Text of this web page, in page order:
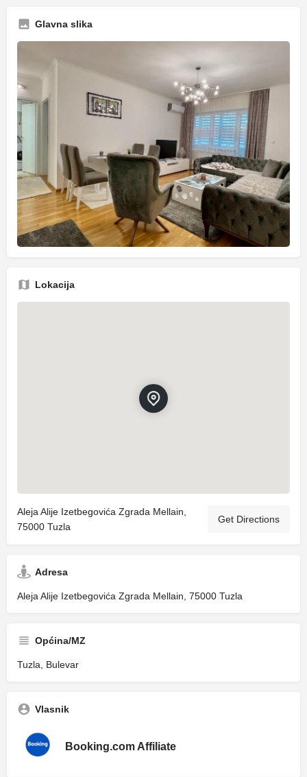
Glavna slika
Lokacija
Aleja Alije Izetbegovića Zgrada Mellain,
75000 Tuzla
Get Directions
Adresa
Aleja Alije Izetbegovića Zgrada Mellain, 75000 Tuzla
Općina/MZ
Tuzla, Bulevar
Vlasnik
Booking.com Affiliate